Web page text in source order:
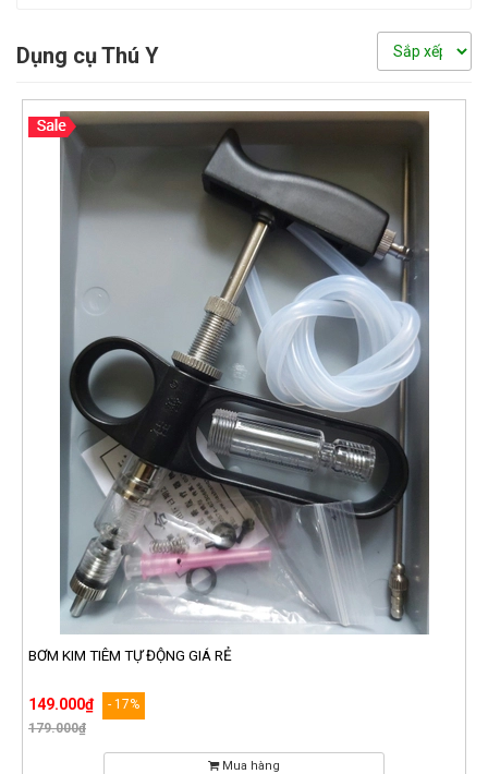
Dụng cụ Thú Y
BƠM KIM TIÊM TỰ ĐỘNG GIÁ RẺ
149.000₫
- 17%
179.000₫
Mua hàng